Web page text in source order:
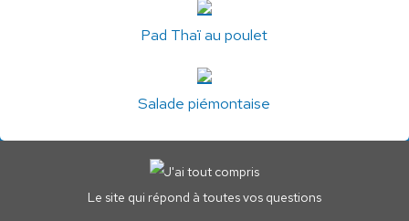
Pad Thaï au poulet
Salade piémontaise
Le site qui répond à toutes vos questions